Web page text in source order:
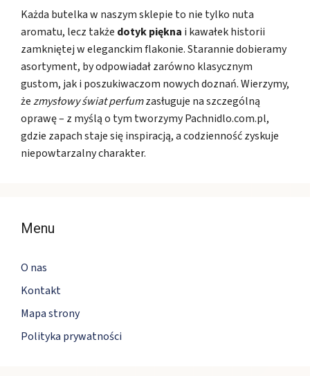
Każda butelka w naszym sklepie to nie tylko nuta
aromatu, lecz także dotyk piękna i kawałek historii
zamkniętej w eleganckim flakonie. Starannie dobieramy
asortyment, by odpowiadał zarówno klasycznym
gustom, jak i poszukiwaczom nowych doznań. Wierzymy,
żezmysłowy świat perfumzasługuje na szczególną
oprawę – z myślą o tym tworzymy Pachnidlo.com.pl,
gdzie zapach staje się inspiracją, a codzienność zyskuje
niepowtarzalny charakter.
Menu
O nas
Kontakt
Mapa strony
Polityka prywatności